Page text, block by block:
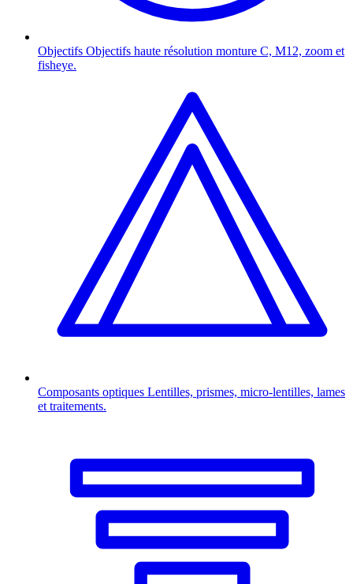
Objectifs Objectifs haute résolution monture C, M12, zoom et
fisheye.
Composants optiques Lentilles, prismes, micro-lentilles, lames
et traitements.